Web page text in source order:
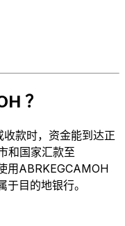
？
款时，资金能到达正
和国家汇款至
用ABRKEGCAMOH
目的地银行。